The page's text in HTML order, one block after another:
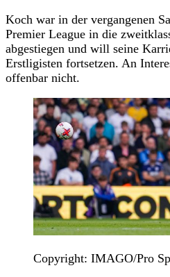
Koch war in der vergangenen
Premier League in die
abgestiegen und will seine
Erstligisten fortsetzen. An
offenbar nicht.
Copyright: IMAGO/Pro